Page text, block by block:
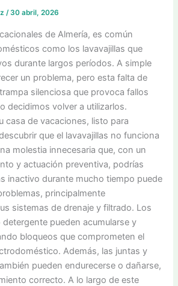
/ 30 abril, 2026
de Almería, es común
como los lavavajillas que
durante largos períodos. A simple
un problema, pero esta falta de
silenciosa que provoca fallos
decidimos volver a utilizarlos.
casa de vacaciones, listo para
que el lavavajillas no funciona
molestia innecesaria que, con un
y actuación preventiva, podrías
inactivo durante mucho tiempo puede
principalmente
sistemas de drenaje y filtrado. Los
pueden acumularse y
bloqueos que comprometen el
Además, las juntas y
pueden endurecerse o dañarse,
correcto. A lo largo de este